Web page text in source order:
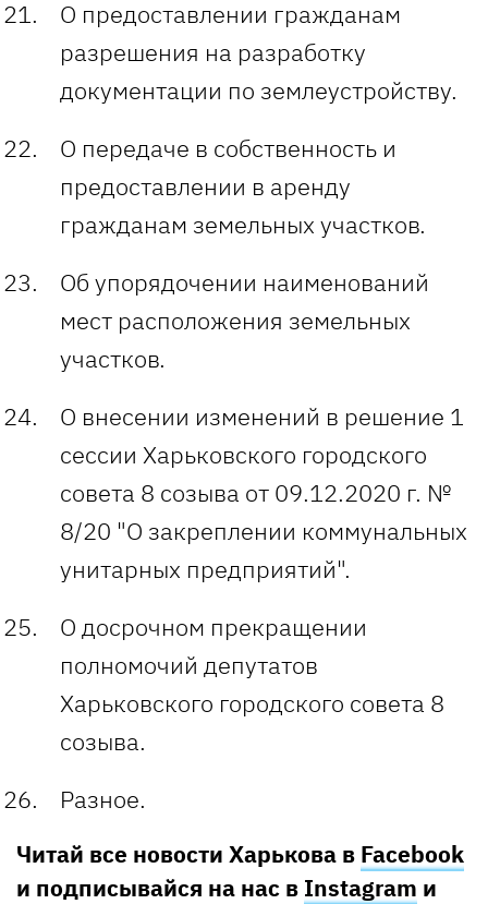
О предоставлении гражданам
разрешения на разработку
документации по землеустройству.
О передаче в собственность и
предоставлении в аренду
гражданам земельных участков.
Об упорядочении наименований
мест расположения земельных
участков.
О внесении изменений в решение 1
сессии Харьковского городского
совета 8 созыва от 09.12.2020 г. №
8/20 "О закреплении коммунальных
унитарных предприятий".
О досрочном прекращении
полномочий депутатов
Харьковского городского совета 8
созыва.
Разное.
Читай все новости Харькова в Facebook
и подписывайся на нас в Instagram и